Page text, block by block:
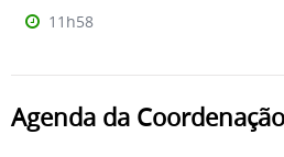
11h58
Agenda da